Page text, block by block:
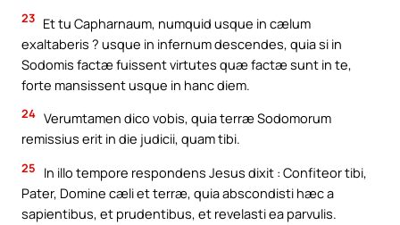
23 Et tu Capharnaum, numquid usque in cælum
exaltaberis ? usque in infernum descendes, quia si in
Sodomis factæ fuissent virtutes quæ factæ sunt in te,
forte mansissent usque in hanc diem.
24 Verumtamen dico vobis, quia terræ Sodomorum
remissius erit in die judicii, quam tibi.
25
In illo tempore respondens Jesus dixit : Confiteor tibi,
Pater, Domine cæli et terræ, quia abscondisti hæc a
sapientibus, et prudentibus, et revelasti ea parvulis.